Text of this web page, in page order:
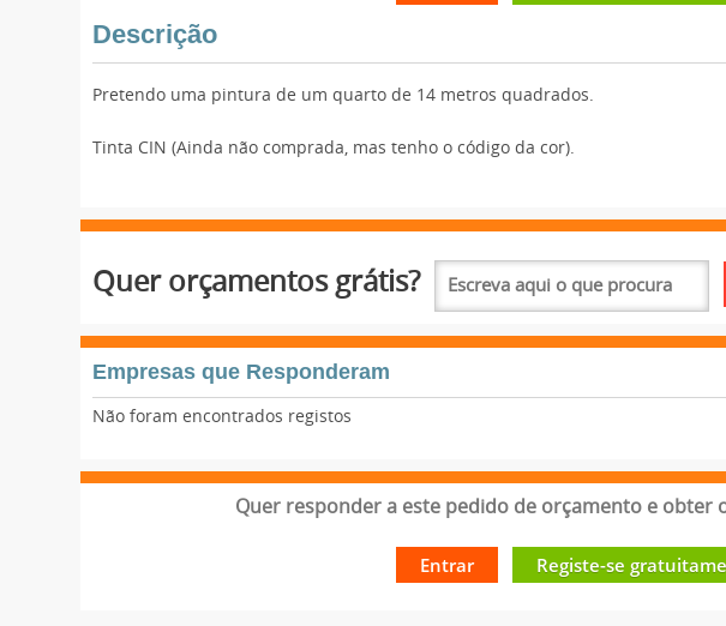
Descrição
Pretendo uma pintura de um quarto de 14 metros quadrados.
Tinta CIN (Ainda não comprada, mas tenho o código da cor).
Quer orçamentos grátis?
Empresas que Responderam
Não foram encontrados registos
Quer responder a este pedido de orçamento e obter
Entrar Registe-se